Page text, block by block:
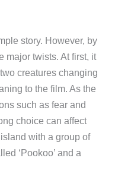
story. However, by
major twists. At first, it
creatures changing
to the film. As the
such as fear and
choice can affect
with a group of
‘Pookoo’ and a